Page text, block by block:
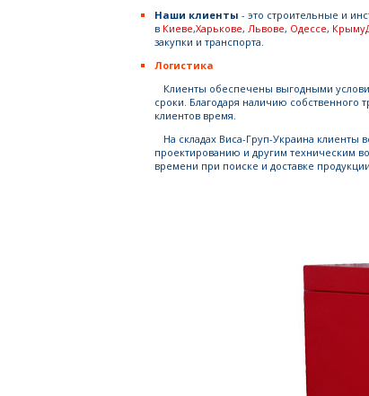
Наши клиенты - это строительные и
в Киеве,Харькове, Львове, Одессе, Крыму
закупки и транспорта.
Логистика
Клиенты обеспечены выгодными
сроки. Благодаря наличию собственного
клиентов время.
На складах Виса-Груп-Украина клиенты
проектированию и другим техническим
времени при поиске и доставке